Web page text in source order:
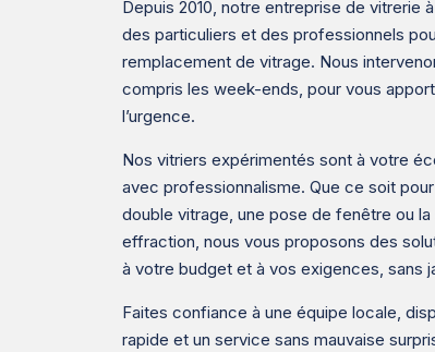
Depuis 2010, notre entreprise de vitrerie
des particuliers et des professionnels
remplacement de vitrage. Nous
compris les week-ends, pour vous
l’urgence.
Nos vitriers expérimentés sont à votre
avec professionnalisme. Que ce soit
double vitrage, une pose de fenêtre ou
effraction, nous vous proposons des
à votre budget et à vos exigences, sans
Faites confiance à une équipe locale,
rapide et un service sans mauvaise